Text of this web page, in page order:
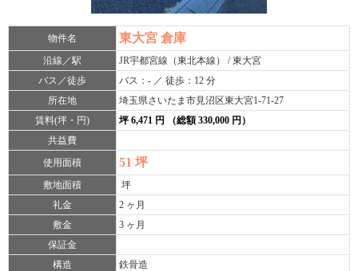
物件名 東大宮 倉庫
沿線／駅
JR宇都宮線（東北本線） / 東大宮
バス／徒歩
バス：- ／ 徒歩：12 分
所在地
埼玉県さいたま市見沼区東大宮1-71-27
賃料(坪・円)
坪 6,471 円 （総額 330,000 円）
共益費
使用面積
51 坪
敷地面積
坪
礼金
2 ヶ月
敷金
3 ヶ月
保証金
構造
鉄骨造